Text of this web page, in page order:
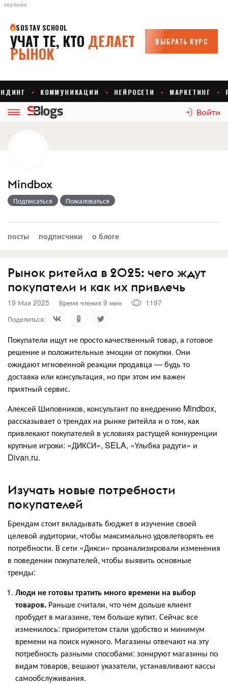
РЕКЛАМА
Войти
Mindbox
Подписаться Пожаловаться
посты подписчики о блоге
Рынок ритейла в 2025: чего ждут
покупатели и как их привлечь
19 Мая 2025 Время чтения 9 мин
1197
Поделиться:
Покупатели ищут не просто качественный товар, а готовое
решение и положительные эмоции от покупки. Они
ожидают мгновенной реакции продавца — будь то
доставка или консультация, но при этом им важен
приятный сервис.
Алексей Шиповников, консультант по внедрению Mindbox,
рассказывает о трендах на рынке ритейла и о том, как
привлекают покупателей в условиях растущей конкуренции
крупные игроки: «ДИКСИ», SELA, «Улыбка радуги» и
Divan.ru.
Изучать новые потребности
покупателей
Брендам стоит вкладывать бюджет в изучение своей
целевой аудитории, чтобы максимально удовлетворять ее
потребности. В сети «Дикси» проанализировали изменения
в поведении покупателей, чтобы выявить основные
тренды:
Люди не готовы тратить много времени на выбор
товаров. Раньше считали, что чем дольше клиент
пробудет в магазине, тем больше купит. Сейчас все
изменилось: приоритетом стали удобство и минимум
времени на поиск нужного. Магазины отвечают на эту
потребность разными способами: зонируют магазины по
видам товаров, вешают указатели, устанавливают кассы
самообслуживания.